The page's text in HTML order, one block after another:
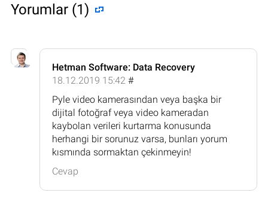
Yorumlar (1)
Hetman Software: Data Recovery
18.12.2019 15:42 #
Pyle video kamerasından veya başka bir
dijital fotoğraf veya video kameradan
kaybolan verileri kurtarma konusunda
herhangi bir sorunuz varsa, bunları yorum
kısmında sormaktan çekinmeyin!
Cevap